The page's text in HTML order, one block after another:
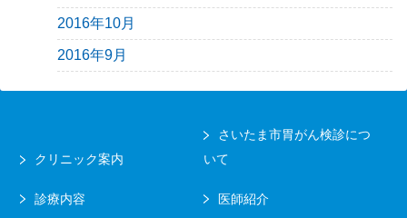
2016年10月
2016年9月
クリニック案内
さいたま市胃がん検診につ
いて
診療内容 医師紹介